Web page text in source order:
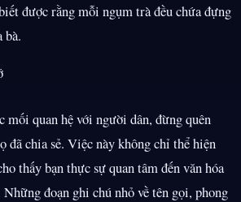
được rằng mỗi ngụm trà đều chứa đựng
bà.
mối quan hệ với người dân, đừng quên
đã chia sẻ. Việc này không chỉ thể hiện
thấy bạn thực sự quan tâm đến văn hóa
đoạn ghi chú nhỏ về tên gọi, phong